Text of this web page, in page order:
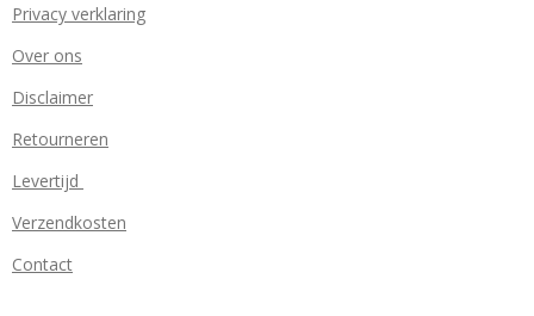
Privacy verklaring
Over ons
Disclaimer
Retourneren
Levertijd
Verzendkosten
Contact